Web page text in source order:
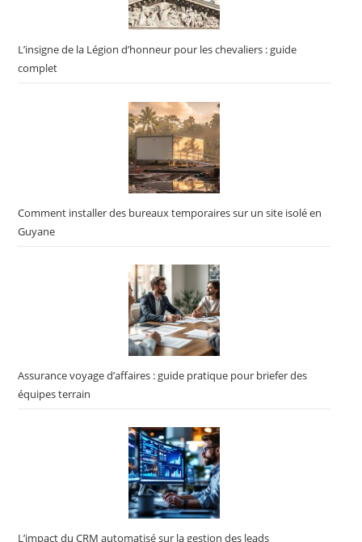
L’insigne de la Légion d’honneur pour les chevaliers : guide
complet
Comment installer des bureaux temporaires sur un site isolé en
Guyane
Assurance voyage d’affaires : guide pratique pour briefer des
équipes terrain
L’impact du CRM automatisé sur la gestion des leads